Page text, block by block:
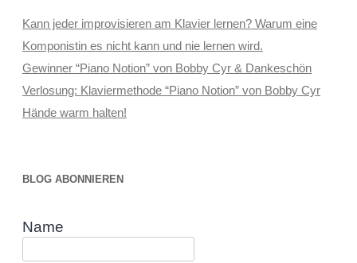
Kann jeder improvisieren am Klavier lernen? Warum eine
Komponistin es nicht kann und nie lernen wird.
Gewinner “Piano Notion” von Bobby Cyr & Dankeschön
Verlosung: Klaviermethode “Piano Notion” von Bobby Cyr
Hände warm halten!
BLOG ABONNIEREN
Name